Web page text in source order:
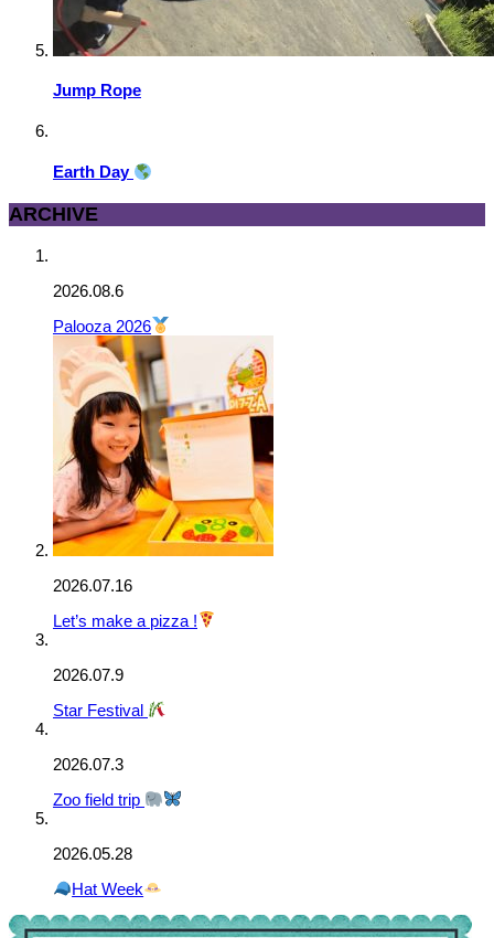
Jump Rope
Earth Day
ARCHIVE
2026.08.6
Palooza 2026
2026.07.16
Let’s make a pizza !
2026.07.9
Star Festival
2026.07.3
Zoo field trip
2026.05.28
Hat Week